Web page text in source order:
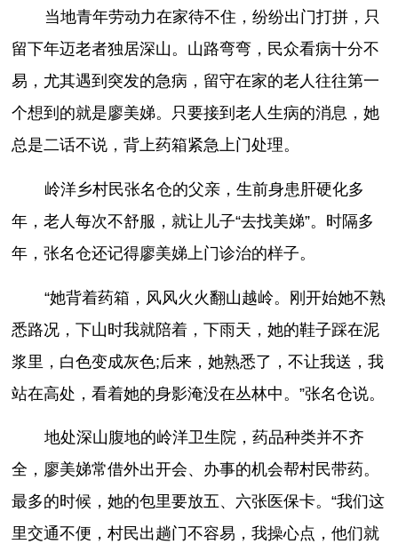
当地青年劳动力在家待不住，纷纷出门打拼，只
留下年迈老者独居深山。山路弯弯，民众看病十分不
易，尤其遇到突发的急病，留守在家的老人往往第一
个想到的就是廖美娣。只要接到老人生病的消息，她
总是二话不说，背上药箱紧急上门处理。
岭洋乡村民张名仓的父亲，生前身患肝硬化多
年，老人每次不舒服，就让儿子“去找美娣”。时隔多
年，张名仓还记得廖美娣上门诊治的样子。
“她背着药箱，风风火火翻山越岭。刚开始她不熟
悉路况，下山时我就陪着，下雨天，她的鞋子踩在泥
浆里，白色变成灰色;后来，她熟悉了，不让我送，我
站在高处，看着她的身影淹没在丛林中。”张名仓说。
地处深山腹地的岭洋卫生院，药品种类并不齐
全，廖美娣常借外出开会、办事的机会帮村民带药。
最多的时候，她的包里要放五、六张医保卡。“我们这
里交通不便，村民出趟门不容易，我操心点，他们就